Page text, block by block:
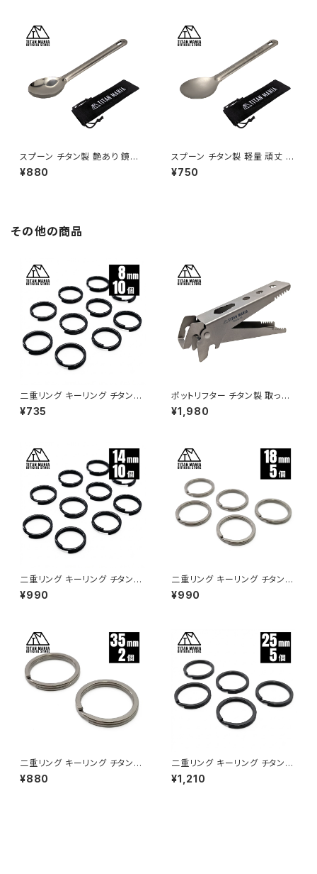
品 収納袋付き
スプーン チタン製 艶あり 鏡面
加工 軽量 頑丈 カトラリー ショ
ート 持ち運び 直火 調理器具 キ
¥880
スプーン チタン製 軽量 頑丈 カ
トラリー ショート 持ち運び 直火
調理器具 キャンプ ソロキャンプ
¥750
その他の商品
二重リング キーリング チタン製
ブラック 8mm×10個 超軽量 頑
丈 サビに強い 二重丸カン スプ
¥735
ポットリフター チタン製 取っ手
リフター トング 2WAY仕様 軽量
コンパクト ハンドル クッカーク
ンプ ソロキャンプ アウトドア用
品 キャンプ用品
¥1,980
二重リング キーリング チタン製
ブラック 14mm×10個 超軽量
頑丈 サビに強い 二重丸カン ス
¥990
二重リング キーリング チタン製
18mm×5個 超軽量 頑丈 サビ
に強い 二重丸カン スプリットリ
¥990
二重リング キーリング チタン製
35mm×2個 超軽量 頑丈 サビ
に強い 二重丸カン スプリットリ
¥880
二重リング キーリング チタン製
ブラック 25mm×5個 超軽量 頑
丈 サビに強い 二重丸カン スプ
¥1,210